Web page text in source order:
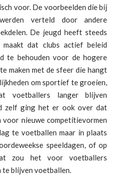
voor. De voorbeelden die bij
verteld door andere
De jeugd heeft steeds
dat clubs actief beleid
te behouden voor de hogere
maken met de sfeer die hangt
om sportief te groeien,
voetballers langer blijven
zelf ging het er ook over dat
voor nieuwe competitievormen
te voetballen maar in plaats
speeldagen, of op
zou het voor voetballers
te blijven voetballen.